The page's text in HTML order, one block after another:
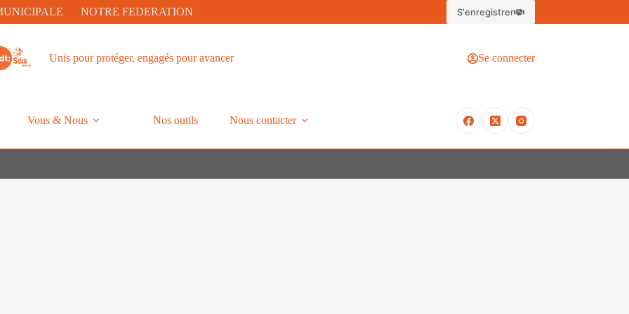
NOTRE FEDERATION S'enregistrer
Unis pour protéger, engagés pour avancer Se connecter
Vous & Nous Nos outils Nous contacter